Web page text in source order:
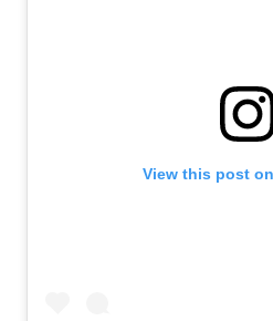
View this post